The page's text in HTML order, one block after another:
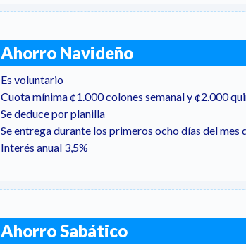
Ahorro Navideño
Es voluntario
Cuota mínima ¢1.000 colones semanal y ¢2.000
Se deduce por planilla
Se entrega durante los primeros ocho días del mes
Interés anual 3,5%
Ahorro Sabático